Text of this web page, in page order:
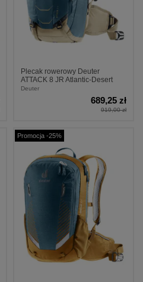
Plecak rowerowy Deuter
ATTACK 8 JR Atlantic-Desert
Deuter
689,25 zł
919,00 zł
Promocja -25%